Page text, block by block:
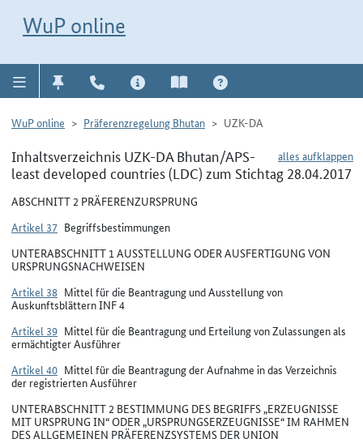
WuP online
WuP online Präferenzregelung Bhutan UZK-DA
alles aufklappen
Inhaltsverzeichnis UZK-DA Bhutan/APS-
least developed countries (LDC) zum Stichtag 28.04.2017
ABSCHNITT 2 PRÄFERENZURSPRUNG
Artikel 37 Begriffsbestimmungen
UNTERABSCHNITT 1 AUSSTELLUNG ODER AUSFERTIGUNG VON
URSPRUNGSNACHWEISEN
Artikel 38 Mittel für die Beantragung und Ausstellung von
Auskunftsblättern INF 4
Artikel 39 Mittel für die Beantragung und Erteilung von Zulassungen als
ermächtigter Ausführer
Artikel 40 Mittel für die Beantragung der Aufnahme in das Verzeichnis
der registrierten Ausführer
UNTERABSCHNITT 2 BESTIMMUNG DES BEGRIFFS „ERZEUGNISSE
MIT URSPRUNG IN“ ODER „URSPRUNGSERZEUGNISSE“ IM RAHMEN
DES ALLGEMEINEN PRÄFERENZSYSTEMS DER UNION